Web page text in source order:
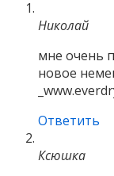
Николай
мне очень
новое
Ответить
Ксюшка